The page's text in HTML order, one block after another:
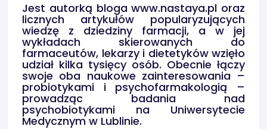
Jest autorką bloga www.nastaya.pl oraz
licznych artykułów popularyzujących
wiedzę z dziedziny farmacji, a w jej
wykładach skierowanych do
farmaceutów, lekarzy i dietetyków wzięło
udział kilka tysięcy osób. Obecnie łączy
swoje oba naukowe zainteresowania –
probiotykami i psychofarmakologią –
prowadząc badania nad
psychobiotykami na Uniwersytecie
Medycznym w Lublinie.